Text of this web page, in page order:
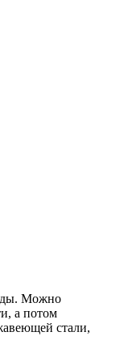
Можно
а потом
стали,